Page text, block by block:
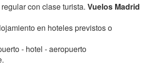
con clase turista. Vuelos Madrid
en hoteles previstos o
- hotel - aeropuerto